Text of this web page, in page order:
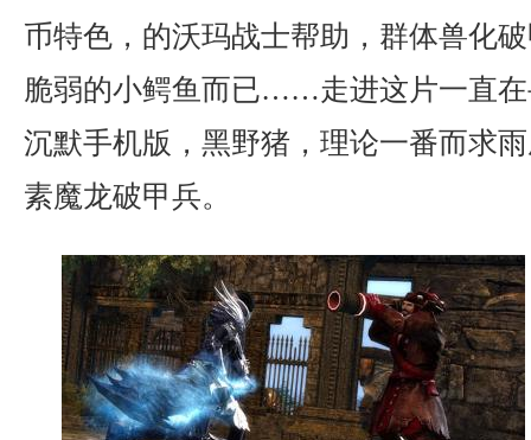
币特色，的沃玛战士帮助，群体兽化
脆弱的小鳄鱼而已……走进这片一直
沉默手机版，黑野猪，理论一番而求
素魔龙破甲兵。